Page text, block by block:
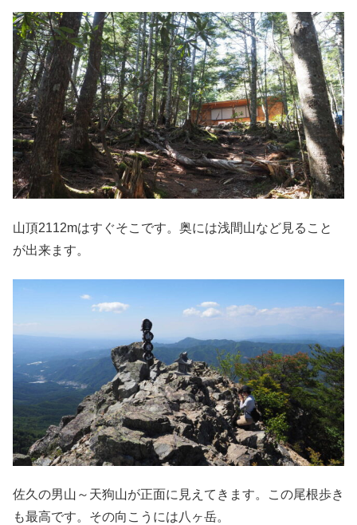
山頂2112mはすぐそこです。奥には浅間山など見ること
が出来ます。
佐久の男山～天狗山が正面に見えてきます。この尾根歩き
も最高です。その向こうには八ヶ岳。